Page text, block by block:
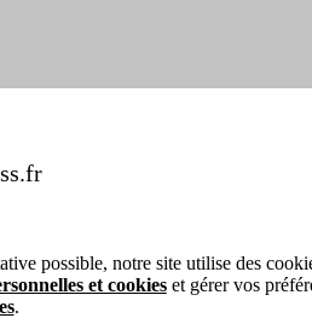
possible, notre site utilise des
et cookieset gérer vos
.